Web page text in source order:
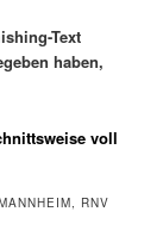
Text
haben,
voll
RNV